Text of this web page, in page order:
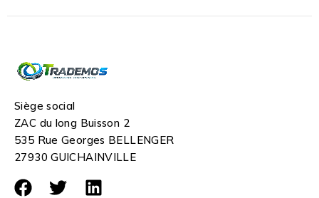
Siège social
ZAC du long Buisson 2
535 Rue Georges BELLENGER
27930 GUICHAINVILLE